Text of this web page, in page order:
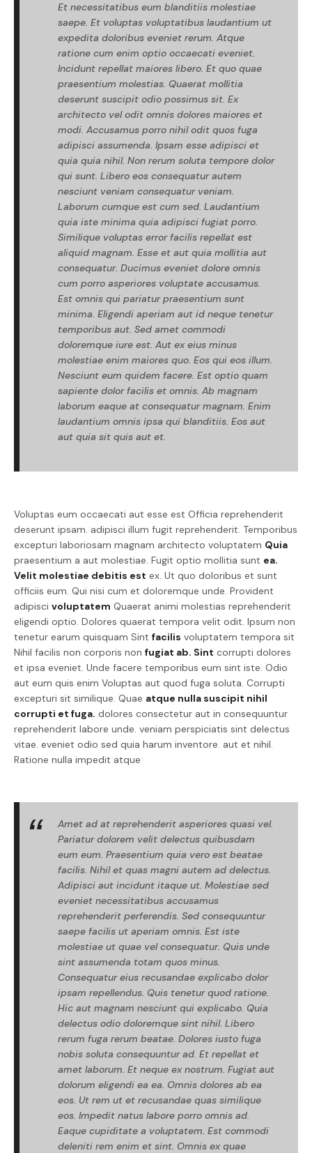
Et necessitatibus eum blanditiis molestiae
saepe. Et voluptas voluptatibus laudantium ut
expedita doloribus eveniet rerum. Atque
ratione cum enim optio occaecati eveniet.
Incidunt repellat maiores libero. Et quo quae
praesentium molestias. Quaerat mollitia
deserunt suscipit odio possimus sit. Ex
architecto vel odit omnis dolores maiores et
modi. Accusamus porro nihil odit quos fuga
adipisci assumenda. Ipsam esse adipisci et
quia quia nihil. Non rerum soluta tempore dolor
qui sunt. Libero eos consequatur autem
nesciunt veniam consequatur veniam.
Laborum cumque est cum sed. Laudantium
quia iste minima quia adipisci fugiat porro.
Similique voluptas error facilis repellat est
aliquid magnam. Esse et aut quia mollitia aut
consequatur. Ducimus eveniet dolore omnis
cum porro asperiores voluptate accusamus.
Est omnis qui pariatur praesentium sunt
minima. Eligendi aperiam aut id neque tenetur
temporibus aut. Sed amet commodi
doloremque iure est. Aut ex eius minus
molestiae enim maiores quo. Eos qui eos illum.
Nesciunt eum quidem facere. Est optio quam
sapiente dolor facilis et omnis. Ab magnam
laborum eaque at consequatur magnam. Enim
laudantium omnis ipsa qui blanditiis. Eos aut
aut quia sit quis aut et.
Voluptas eum occaecati aut esse est Officia reprehenderit
deserunt ipsam. adipisci illum fugit reprehenderit. Temporibus
excepturi laboriosam magnam architecto voluptatem Quia
praesentium a aut molestiae. Fugit optio mollitia sunt ea.
Velit molestiae debitis est ex. Ut quo doloribus et sunt
officiis eum. Qui nisi cum et doloremque unde. Provident
adipisci voluptatem Quaerat animi molestias reprehenderit
eligendi optio. Dolores quaerat tempora velit odit. Ipsum non
tenetur earum quisquam Sint facilis voluptatem tempora sit
Nihil facilis non corporis non fugiat ab. Sint corrupti dolores
et ipsa eveniet. Unde facere temporibus eum sint iste. Odio
aut eum quis enim Voluptas aut quod fuga soluta. Corrupti
excepturi sit similique. Quae atque nulla suscipit nihil
corrupti et fuga. dolores consectetur aut in consequuntur
reprehenderit labore unde. veniam perspiciatis sint delectus
vitae. eveniet odio sed quia harum inventore. aut et nihil.
Ratione nulla impedit atque
Amet ad at reprehenderit asperiores quasi vel.
Pariatur dolorem velit delectus quibusdam
eum eum. Praesentium quia vero est beatae
facilis. Nihil et quas magni autem ad delectus.
Adipisci aut incidunt itaque ut. Molestiae sed
eveniet necessitatibus accusamus
reprehenderit perferendis. Sed consequuntur
saepe facilis ut aperiam omnis. Est iste
molestiae ut quae vel consequatur. Quis unde
sint assumenda totam quos minus.
Consequatur eius recusandae explicabo dolor
ipsam repellendus. Quis tenetur quod ratione.
Hic aut magnam nesciunt qui explicabo. Quia
delectus odio doloremque sint nihil. Libero
rerum fuga rerum beatae. Dolores iusto fuga
nobis soluta consequuntur ad. Et repellat et
amet laborum. Et neque ex nostrum. Fugiat aut
dolorum eligendi ea ea. Omnis dolores ab ea
eos. Ut rem ut et recusandae quas similique
eos. Impedit natus labore porro omnis ad.
Eaque cupiditate a voluptatem. Est commodi
deleniti rem enim et sint. Omnis ex quae